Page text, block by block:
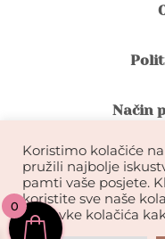
Način
Garancija
Koristimo kolačiće
pružili najbolje
pamti vaše posjete.
koristite sve naše
postavke kolačića
0